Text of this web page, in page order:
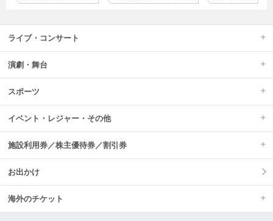
ライブ・コンサート
演劇・舞台
スポーツ
イベント・レジャー・その他
施設利用券／株主優待券／割引券
お出かけ
海外のチケット